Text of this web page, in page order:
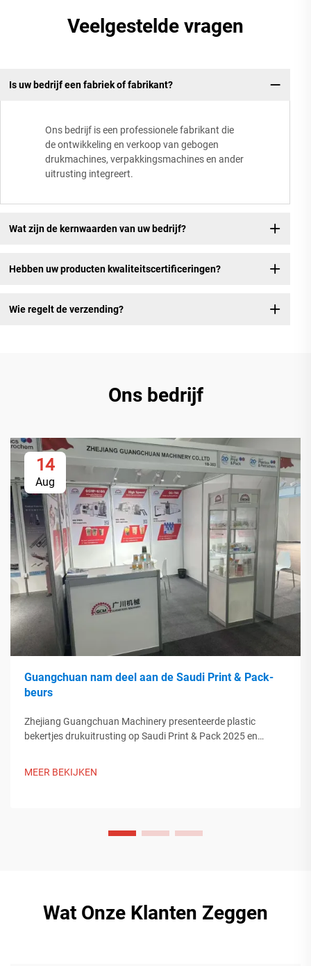
Veelgestelde vragen
Is uw bedrijf een fabriek of fabrikant?
Ons bedrijf is een professionele fabrikant die
de ontwikkeling en verkoop van gebogen
drukmachines, verpakkingsmachines en ander
uitrusting integreert.
Wat zijn de kernwaarden van uw bedrijf?
Hebben uw producten kwaliteitscertificeringen?
Wie regelt de verzending?
Ons bedrijf
14
Aug
Guangchuan nam deel aan de Saudi Print & Pack-
beurs
Zhejiang Guangchuan Machinery presenteerde plastic
bekertjes drukuitrusting op Saudi Print & Pack 2025 en
MEER BEKIJKEN
Wat Onze Klanten Zeggen